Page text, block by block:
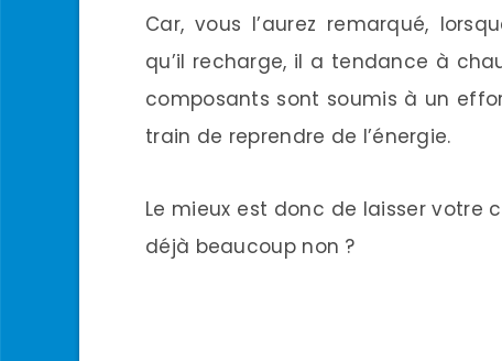
Car, vous l’aurez remarqué,
qu’il recharge, il a tendance à
composants sont soumis à un
train de reprendre de l’énergie.
Le mieux est donc de laisser votre
déjà beaucoup non ?